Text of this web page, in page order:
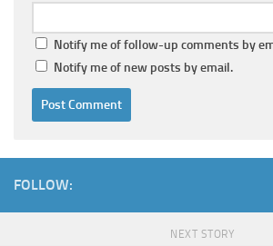
Notify me of follow-up comments by
Notify me of new posts by email.
FOLLOW:
NEXT STORY